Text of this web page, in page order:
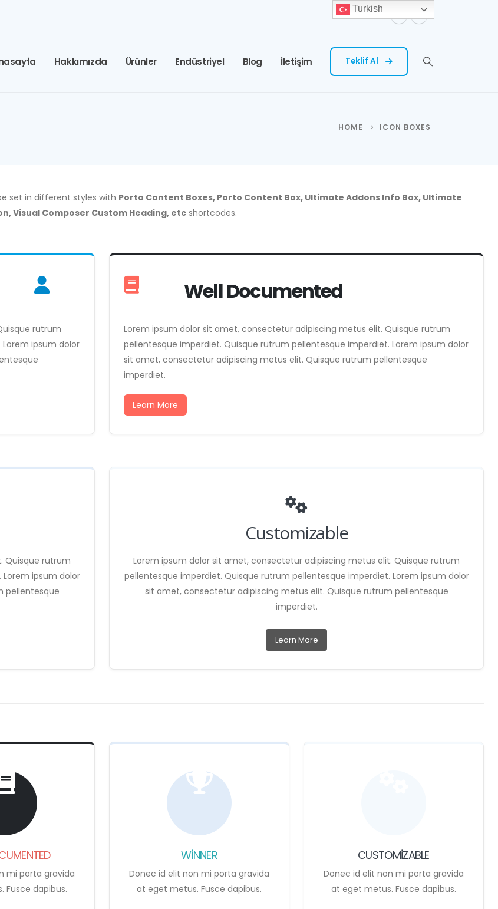
Hakkımızda Ürünler Endüstriyel Blog İletişim Teklif Al
HOME ICON BOXES
set in different styles with Porto Content Boxes, Porto Content Box, Ultimate Addons Info Box, Ultimate
Visual Composer Custom Heading, etcshortcodes.
rutrum
ipsum dolor
Well Documented
Lorem ipsum dolor sit amet, consectetur adipiscing metus elit. Quisque rutrum
pellentesque imperdiet. Quisque rutrum pellentesque imperdiet. Lorem ipsum dolor
sit amet, consectetur adipiscing metus elit. Quisque rutrum pellentesque
imperdiet.
Learn More
Quisque rutrum
ipsum dolor
pellentesque
Customizable
Lorem ipsum dolor sit amet, consectetur adipiscing metus elit. Quisque rutrum
pellentesque imperdiet. Quisque rutrum pellentesque imperdiet. Lorem ipsum dolor
sit amet, consectetur adipiscing metus elit. Quisque rutrum pellentesque
imperdiet.
Learn More
mi porta gravida
Fusce dapibus.
WINNER
Donec id elit non mi porta gravida
at eget metus. Fusce dapibus.
CUSTOMIZABLE
Donec id elit non mi porta gravida
at eget metus. Fusce dapibus.
Turkish